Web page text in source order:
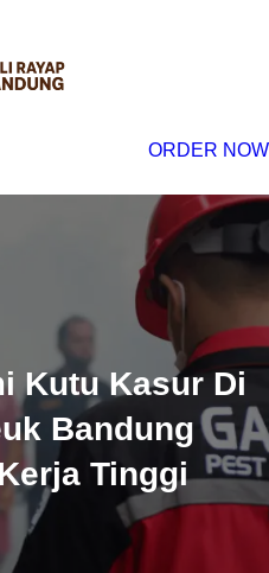
ORDER NOW
Kutu Kasur Di
Bandung
Tinggi